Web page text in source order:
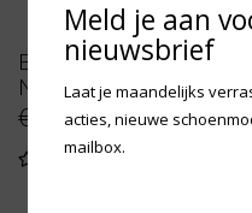
Birkenstock Kids
Narrow
€49,95
Meld je aan
nieuwsbrief
Laat je maandelijks
acties, nieuwe
mailbox.